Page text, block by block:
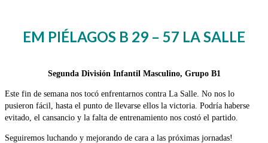
EM PIÉLAGOS B 29 – 57 LA SALLE
Segunda División Infantil Masculino, Grupo B1
Este fin de semana nos tocó enfrentarnos contra La Salle. No nos lo
pusieron fácil, hasta el punto de llevarse ellos la victoria. Podría haberse
evitado, el cansancio y la falta de entrenamiento nos costó el partido.
Seguiremos luchando y mejorando de cara a las próximas jornadas!